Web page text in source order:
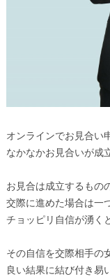
オンラインでお見合い
なかなかお見合いが成
お見合は成立するもの
交際に進めた場合は一
チョッピリ自信が湧く
その自信を交際相手の
良い結果に結び付き易